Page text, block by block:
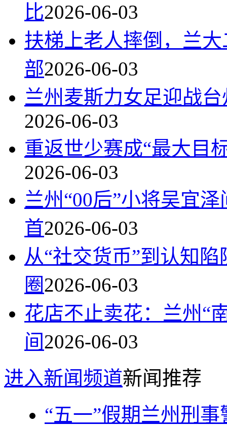
比2026-06-03
扶梯上老人摔倒，兰
部2026-06-03
兰州麦斯力女足迎战
2026-06-03
重返世少赛成“最大目
2026-06-03
兰州“00后”小将吴宜
首2026-06-03
从“社交货币”到认知
圈2026-06-03
花店不止卖花：兰州“
间2026-06-03
进入新闻频道新闻推荐
“五一”假期兰州刑